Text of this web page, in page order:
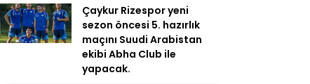
Çaykur Rizespor yeni
sezon öncesi 5. hazırlık
maçını Suudi Arabistan
ekibi Abha Club ile
yapacak.